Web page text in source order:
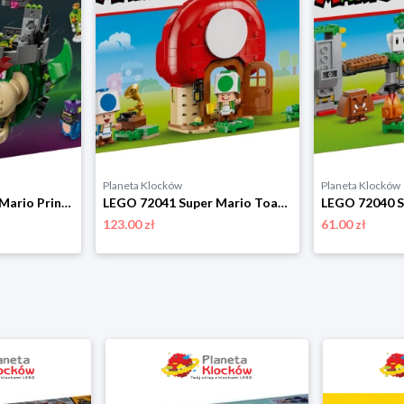
LEGO 72042 Super Mario Prince Florian i Castle Bowser Lego
Planeta Klocków
LEGO 72041 Super Mario Toad i domówka Lego
123.00 zł
Planeta Klocków
61.00 zł